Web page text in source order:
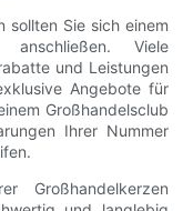
sollten Sie sich einem
anschließen. Viele
und Leistungen
Angebote für
Großhandelsclub
Ihrer Nummer
Großhandelkerzen